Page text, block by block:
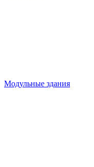
Модульные здания